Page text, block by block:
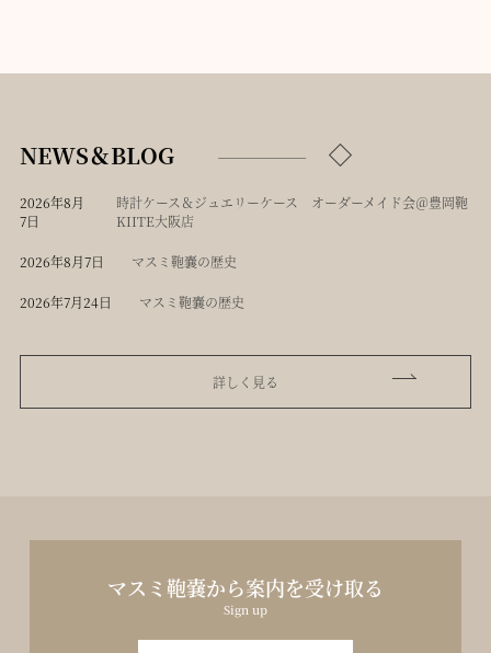
NEWS＆BLOG
2026年8月
7日
時計ケース＆ジュエリーケース オーダーメイド会＠豊岡鞄
KIITE大阪店
2026年8月7日 マスミ鞄嚢の歴史
2026年7月24日 マスミ鞄嚢の歴史
詳しく見る
マスミ鞄嚢から案内を受け取る
Sign up